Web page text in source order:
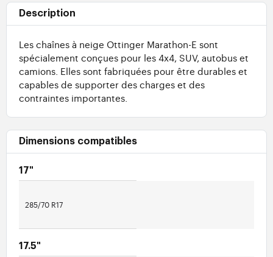
Description
Les chaînes à neige Ottinger Marathon-E sont
spécialement conçues pour les 4x4, SUV, autobus et
camions. Elles sont fabriquées pour être durables et
capables de supporter des charges et des
contraintes importantes.
Dimensions compatibles
17"
285/70 R17
17.5"